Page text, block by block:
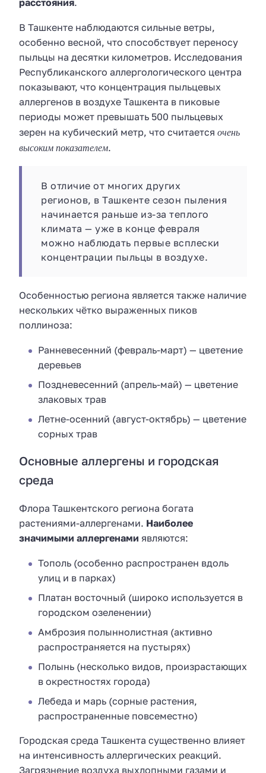
В Ташкенте наблюдаются сильные ветры,
особенно весной, что способствует переносу
пыльцы на десятки километров. Исследования
Республиканского аллергологического центра
показывают, что концентрация пыльцевых
аллергенов в воздухе Ташкента в пиковые
периоды может превышать 500 пыльцевых
зерен на кубический метр, что считается очень
высоким показателем.
В отличие от многих других
регионов, в Ташкенте сезон пыления
начинается раньше из-за теплого
климата — уже в конце февраля
можно наблюдать первые всплески
концентрации пыльцы в воздухе.
Особенностью региона является также наличие
нескольких чётко выраженных пиков
поллиноза:
Ранневесенний (февраль-март) — цветение
деревьев
Поздневесенний (апрель-май) — цветение
злаковых трав
Летне-осенний (август-октябрь) — цветение
сорных трав
Основные аллергены и городская
среда
Флора Ташкентского региона богата
растениями-аллергенами. Наиболее
значимыми аллергенами являются:
Тополь (особенно распространен вдоль
улиц и в парках)
Платан восточный (широко используется в
городском озеленении)
Амброзия полыннолистная (активно
распространяется на пустырях)
Полынь (несколько видов, произрастающих
в окрестностях города)
Лебеда и марь (сорные растения,
распространенные повсеместно)
Городская среда Ташкента существенно влияет
на интенсивность аллергических реакций.
Загрязнение воздуха выхлопными газами и